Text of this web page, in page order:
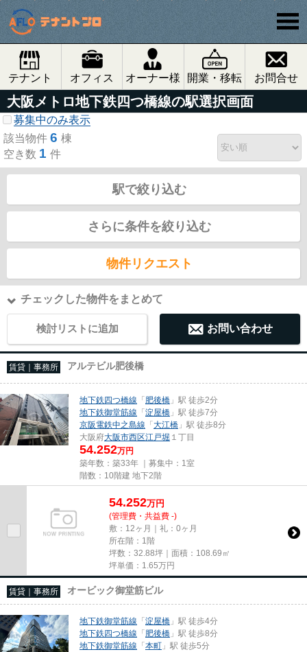
テナント オフィス オーナー様 開業・移転 お問合せ
大阪メトロ地下鉄四つ橋線の駅選択画面
募集中のみ表示
該当物件 6 棟
空き数 1 件
駅で絞り込む
さらに条件を絞り込む
物件リクエスト
チェックした物件をまとめて
検討リストに追加 お問い合わせ
賃貸｜事務所 アルテビル肥後橋
地下鉄四つ橋線 「肥後橋 」駅 徒歩2分
地下鉄御堂筋線 「淀屋橋 」駅 徒歩7分
京阪電鉄中之島線 「大江橋 」駅 徒歩8分
大阪府大阪市西区江戸堀 １丁目
54.252万円
築年数：築33年 ｜募集中： 1室
階数：10階建 地下2階
54.252万円
(管理費・共益費 -)
敷：12ヶ月｜礼：0ヶ月
所在階：1階
坪数：32.88坪｜面積：108.69㎡
坪単価： 1.65万円
賃貸｜事務所 オービック御堂筋ビル
地下鉄御堂筋線 「淀屋橋 」駅 徒歩4分
地下鉄四つ橋線 「肥後橋 」駅 徒歩8分
地下鉄御堂筋線 「本町 」駅 徒歩5分